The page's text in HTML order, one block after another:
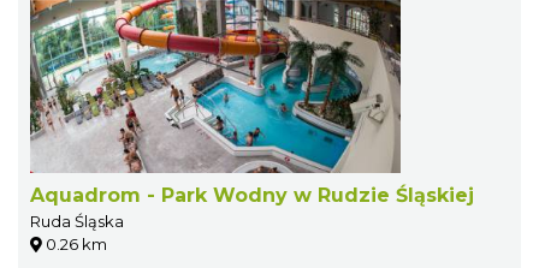
Aquadrom - Park Wodny w Rudzie Śląskiej
Ruda Śląska
0.26 km